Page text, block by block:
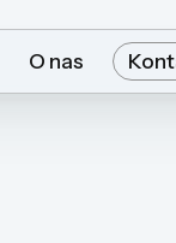
O nas